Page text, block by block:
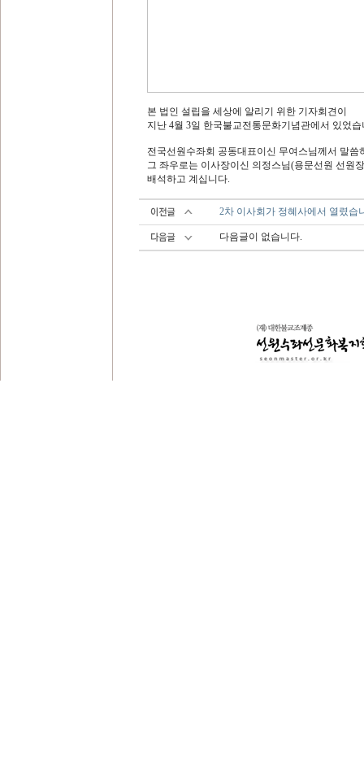
본 법인 설립을 세상에 알리기 위한 기자회견이
지난 4월 3일 한국불교전통문화기념관에서 있었습
전국선원수좌회 공동대표이신 무여스님께서 말씀
그 좌우로는 이사장이신 의정스님(용문선원 선원
배석하고 계십니다.
2차 이사회가 정혜사에서 열렸습
다음글이 없습니다.